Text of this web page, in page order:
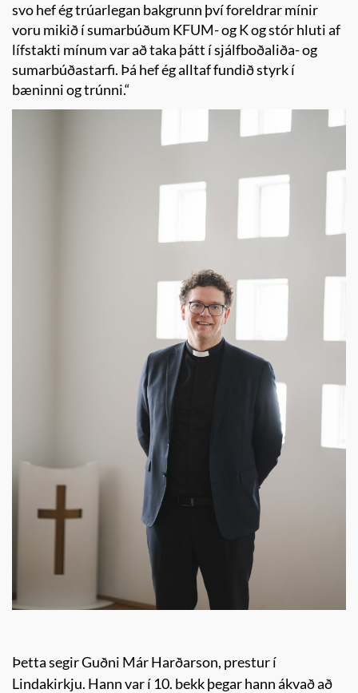
svo hef ég trúarlegan bakgrunn því foreldrar mínir
voru mikið í sumarbúðum KFUM- og K og stór hluti af
lífstakti mínum var að taka þátt í sjálfboðaliða- og
sumarbúðastarfi. Þá hef ég alltaf fundið styrk í
bæninni og trúnni.“
Þetta segir Guðni Már Harðarson, prestur í
Lindakirkju. Hann var í 10. bekk þegar hann ákvað að